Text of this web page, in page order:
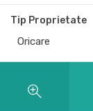
Tip Proprietate
Oricare